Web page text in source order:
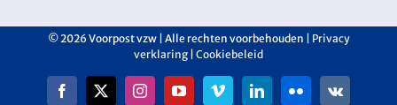
©2026 Voorpost vzw | Alle rechten voorbehouden | Privacy
verklaring Cookiebeleid
Facebook
X InstagramYouTubeVimeoLinkedInFlickr Vk